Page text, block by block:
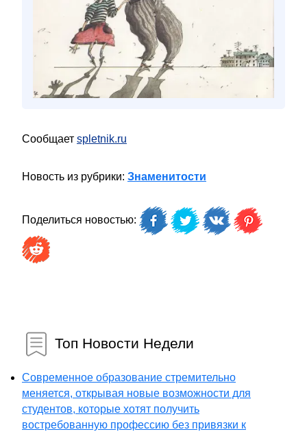
Сообщает spletnik.ru
Новость из рубрики: Знаменитости
Поделиться новостью:
Топ Новости Недели
Современное образование стремительно
меняется, открывая новые возможности для
студентов, которые хотят получить
востребованную профессию без привязки к